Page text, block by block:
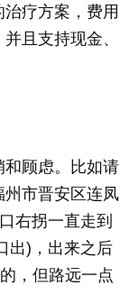
疗方案，费用
且支持现金、
顾虑。比如请
市晋安区连凤
右拐一直走到
出)，出来之后
，但路远一点